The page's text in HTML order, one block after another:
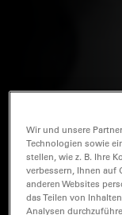
Wir und unsere
Technologien sowie
stellen, wie z. B. Ihre
verbessern, Ihnen auf
anderen Websites
das Teilen von
Analysen